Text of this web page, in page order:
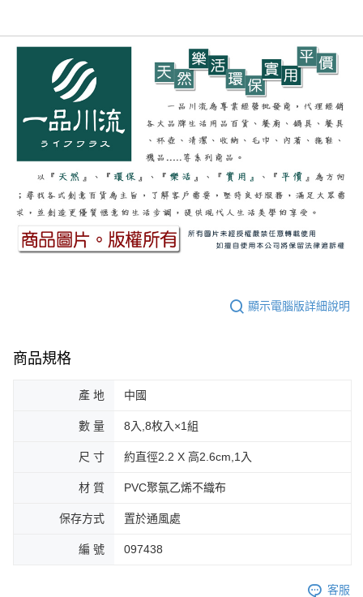
顯示電腦版詳細說明
商品規格
產 地 中國
數 量 8入,8枚入×1組
尺 寸 約直徑2.2 X 高2.6cm,1入
材 質 PVC聚氯乙烯不織布
保存方式 置於通風處
編 號 097438
客服